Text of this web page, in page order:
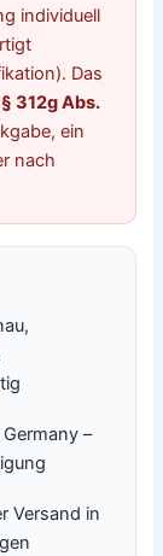
individuell
Das
312g Abs.
ein
nach
–
Versand in